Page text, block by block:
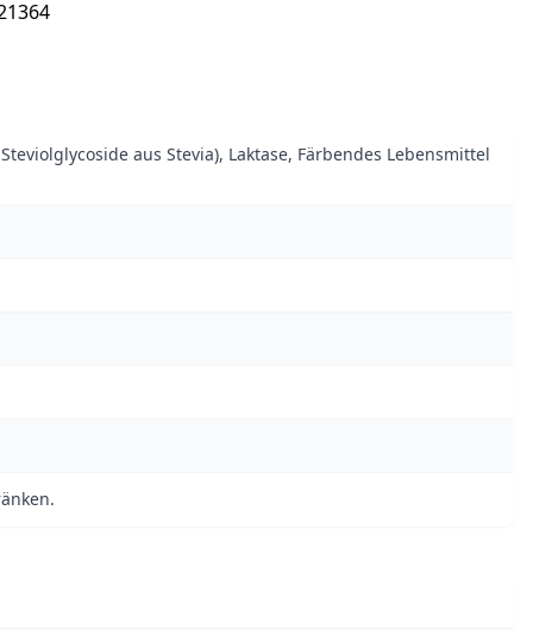
aus Stevia), Laktase, Färbendes Lebensmittel